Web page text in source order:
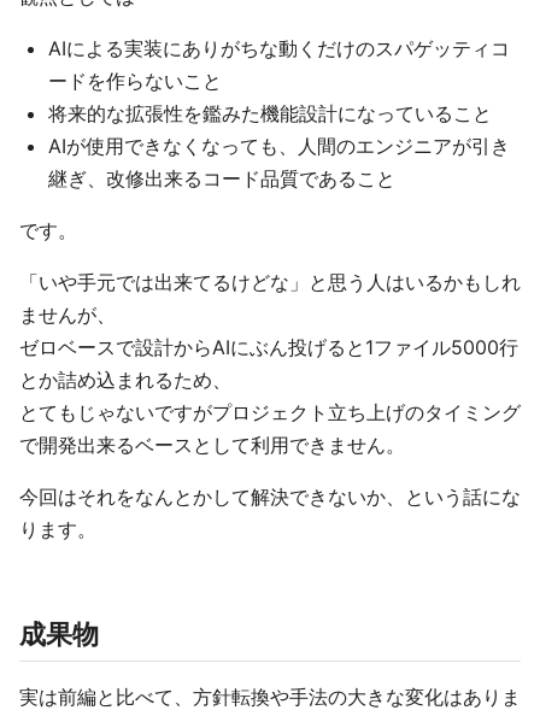
AIによる実装にありがちな動くだけのスパゲッティコ
ードを作らないこと
将来的な拡張性を鑑みた機能設計になっていること
AIが使用できなくなっても、人間のエンジニアが引き
継ぎ、改修出来るコード品質であること
です。
「いや手元では出来てるけどな」と思う人はいるかもしれ
ませんが、
ゼロベースで設計からAIにぶん投げると1ファイル5000行
とか詰め込まれるため、
とてもじゃないですがプロジェクト立ち上げのタイミング
で開発出来るベースとして利用できません。
今回はそれをなんとかして解決できないか、という話にな
ります。
成果物
実は前編と比べて、方針転換や手法の大きな変化はありま